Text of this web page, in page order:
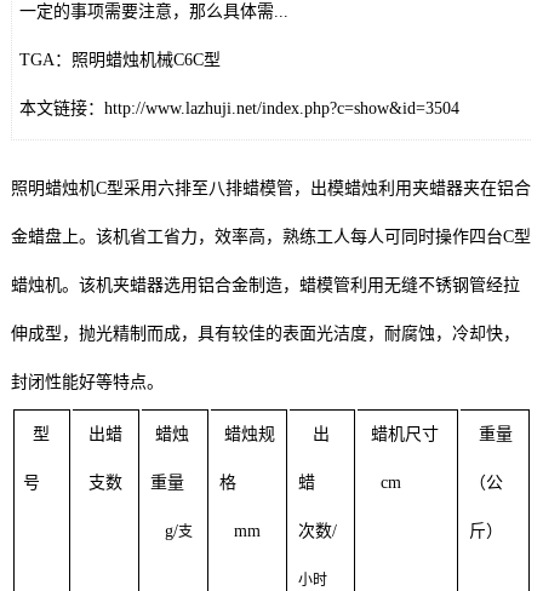
一定的事项需要注意，那么具体需...
TGA：照明蜡烛机械C6C型
本文链接：http://www.lazhuji.net/index.php?c=show&id=3504
照明蜡烛机C型采用六排至八排蜡模管，出模蜡烛利用夹蜡器夹在铝合
金蜡盘上。该机省工省力，效率高，熟练工人每人可同时操作四台C型
蜡烛机。该机夹蜡器选用铝合金制造，蜡模管利用无缝不锈钢管经拉
伸成型，抛光精制而成，具有较佳的表面光洁度，耐腐蚀，冷却快，
封闭性能好等特点。
型
号
出蜡
支数
蜡烛
重量
g/支
蜡烛规
格
mm
出
蜡
次数/
小时
蜡机尺寸
cm
重量
（公
斤）